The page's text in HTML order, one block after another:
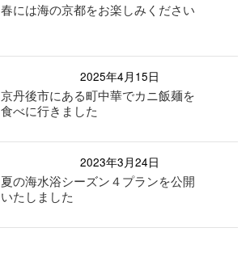
春には海の京都をお楽しみください
2025年4月15日
京丹後市にある町中華でカニ飯麺を
食べに行きました
2023年3月24日
夏の海水浴シーズン４プランを公開
いたしました